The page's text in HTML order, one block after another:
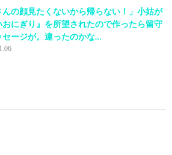
んの顔見たくないから帰らない！」小姑が
おにぎり』を所望されたので作ったら留守
セージが。違ったのかな…